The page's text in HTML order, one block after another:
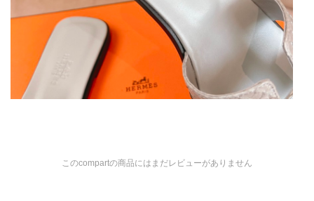
このcompartの商品にはまだレビューがありません